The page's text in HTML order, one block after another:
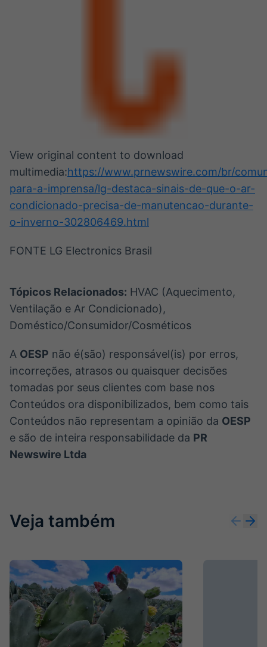
View original content to download
multimedia:https://www.prnewswire.com/br/
para-a-imprensa/lg-destaca-sinais-de-que-o-ar-
condicionado-precisa-de-manutencao-durante-
o-inverno-302806469.html
FONTE LG Electronics Brasil
Tópicos Relacionados: HVAC (Aquecimento,
Ventilação e Ar Condicionado),
Doméstico/Consumidor/Cosméticos
A OESP não é(são) responsável(is) por erros,
incorreções, atrasos ou quaisquer decisões
tomadas por seus clientes com base nos
Conteúdos ora disponibilizados, bem como tais
Conteúdos não representam a opinião da OESP
e são de inteira responsabilidade da PR
Newswire Ltda
Veja também